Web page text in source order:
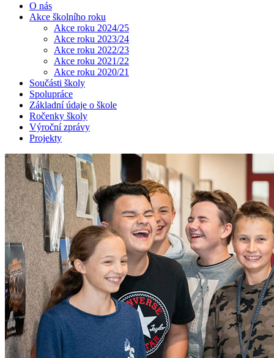
O nás
Akce školního roku
Akce roku 2024/25
Akce roku 2023/24
Akce roku 2022/23
Akce roku 2021/22
Akce roku 2020/21
Součásti školy
Spolupráce
Základní údaje o škole
Ročenky školy
Výroční zprávy
Projekty